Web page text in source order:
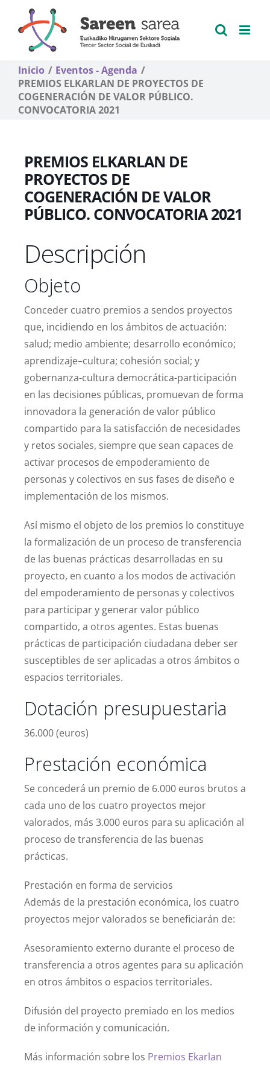
contenido
Inicio
Eventos - Agenda
PREMIOS ELKARLAN DE PROYECTOS DE
COGENERACIÓN DE VALOR PÚBLICO.
CONVOCATORIA 2021
PREMIOS ELKARLAN DE
PROYECTOS DE
COGENERACIÓN DE VALOR
PÚBLICO. CONVOCATORIA 2021
Descripción
Objeto
Conceder cuatro premios a sendos proyectos
que, incidiendo en los ámbitos de actuación:
salud; medio ambiente; desarrollo económico;
aprendizaje–cultura; cohesión social; y
gobernanza-cultura democrática-participación
en las decisiones públicas, promuevan de forma
innovadora la generación de valor público
compartido para la satisfacción de necesidades
y retos sociales, siempre que sean capaces de
activar procesos de empoderamiento de
personas y colectivos en sus fases de diseño e
implementación de los mismos.
Así mismo el objeto de los premios lo constituye
la formalización de un proceso de transferencia
de las buenas prácticas desarrolladas en su
proyecto, en cuanto a los modos de activación
del empoderamiento de personas y colectivos
para participar y generar valor público
compartido, a otros agentes. Estas buenas
prácticas de participación ciudadana deber ser
susceptibles de ser aplicadas a otros ámbitos o
espacios territoriales.
Dotación presupuestaria
36.000 (euros)
Prestación económica
Se concederá un premio de 6.000 euros brutos a
cada uno de los cuatro proyectos mejor
valorados, más 3.000 euros para su aplicación al
proceso de transferencia de las buenas
prácticas.
Prestación en forma de servicios
Además de la prestación económica, los cuatro
proyectos mejor valorados se beneficiarán de:
Asesoramiento externo durante el proceso de
transferencia a otros agentes para su aplicación
en otros ámbitos o espacios territoriales.
Difusión del proyecto premiado en los medios
de información y comunicación.
Más información sobre los Premios Ekarlan